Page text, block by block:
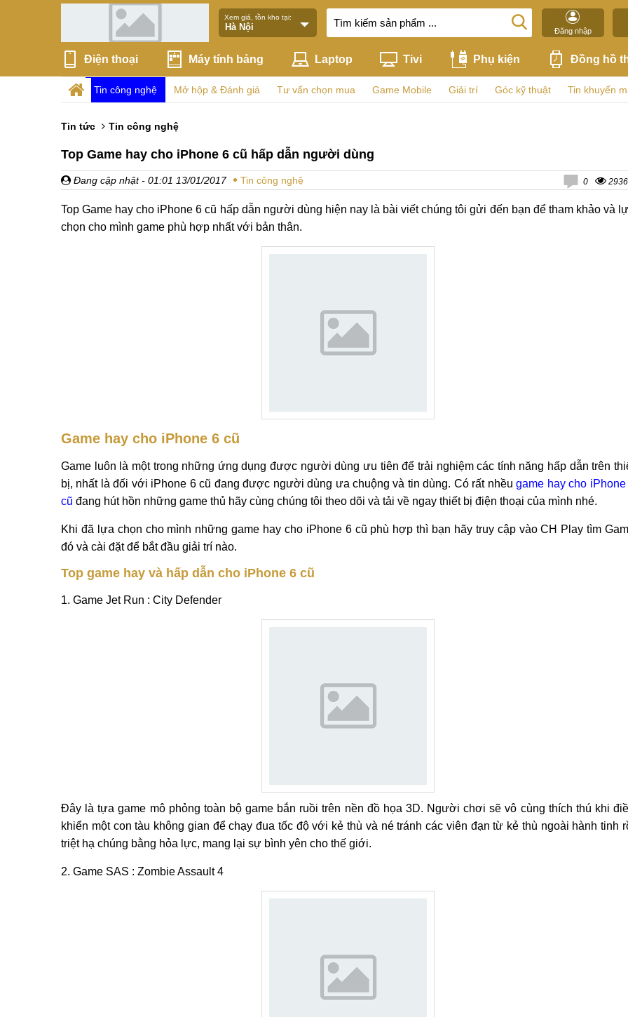
Xem giá, tồn kho tại:
Đăng nhập
Điện thoại Máy tính bảng Laptop Tivi Phụ kiện Đồng hồ
Tin công nghệ Mở hộp & Đánh giá Tư vấn chọn mua Game Mobile Giải trí Góc kỹ thuật Tin khuyến
Tin tức Tin công nghệ
Top Game hay cho iPhone 6 cũ hấp dẫn người dùng
Đang cập nhật - 01:01 13/01/2017 Tin công nghệ 0 2936
Top Game hay cho iPhone 6 cũ hấp dẫn người dùng hiện nay là bài viết chúng tôi gửi đến bạn để tham khảo và
chọn cho mình game phù hợp nhất với bản thân.
Game hay cho iPhone 6 cũ
Game luôn là một trong những ứng dụng được người dùng ưu tiên để trải nghiệm các tính năng hấp dẫn trên
bị, nhất là đối với iPhone 6 cũ đang được người dùng ưa chuộng và tin dùng. Có rất nhềugame hay cho iPhone
cũ đang hút hồn những game thủ hãy cùng chúng tôi theo dõi và tải về ngay thiết bị điện thoại của mình nhé.
Khi đã lựa chọn cho mình những game hay cho iPhone 6 cũ phù hợp thì bạn hãy truy cập vào CH Play tìm
đó và cài đặt để bắt đầu giải trí nào.
Top game hay và hấp dẫn cho iPhone 6 cũ
1. Game Jet Run : City Defender
Đây là tựa game mô phỏng toàn bộ game bắn ruồi trên nền đồ họa 3D. Người chơi sẽ vô cùng thích thú khi
khiển một con tàu không gian để chạy đua tốc độ với kẻ thù và né tránh các viên đạn từ kẻ thù ngoài hành tinh
triệt hạ chúng bằng hỏa lực, mang lại sự bình yên cho thế giới.
2. Game SAS : Zombie Assault 4